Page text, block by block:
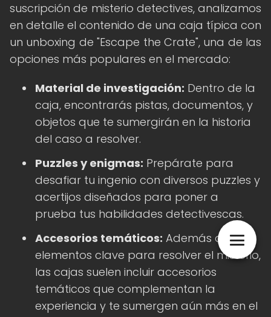
suscripción de misterio detectives, analizamos
en detalle el contenido de una caja típica con
un unboxing de "Escape the Crate", una de las
opciones más populares en el mercado:
Material de investigación: Dentro de la
caja, encontrarás pistas, documentos, y
objetos que te sumergirán en la historia
del caso a resolver.
Puzzles y enigmas: Prepárate para
desafiar tu ingenio con diversos puzzles y
acertijos diseñados para poner a
prueba tus habilidades detectivescas.
Accesorios temáticos: Además de los
elementos clave para resolver el misterio,
las cajas suelen incluir accesorios
temáticos que complementan la
experiencia y te sumergen aún más en el